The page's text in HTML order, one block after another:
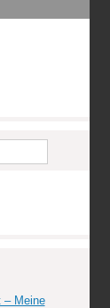
– Meine